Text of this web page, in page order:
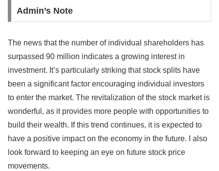
Admin’s Note
The news that the number of individual shareholders has
surpassed 90 million indicates a growing interest in
investment. It’s particularly striking that stock splits have
been a significant factor encouraging individual investors
to enter the market. The revitalization of the stock market is
wonderful, as it provides more people with opportunities to
build their wealth. If this trend continues, it is expected to
have a positive impact on the economy in the future. I also
look forward to keeping an eye on future stock price
movements.